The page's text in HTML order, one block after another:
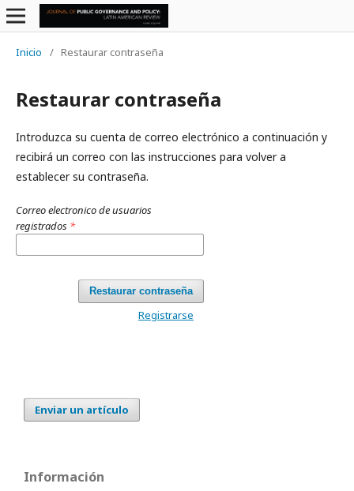
Inicio / Restaurar contraseña
Restaurar contraseña
Introduzca su cuenta de correo electrónico a continuación y
recibirá un correo con las instrucciones para volver a
establecer su contraseña.
Correo electronico de usuarios
registrados *
Restaurar contraseña
Registrarse
Enviar un artículo
Información